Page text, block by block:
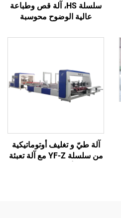
سلسلة HS، آلة قص وطباعة
عالية الوضوح محوسبة
بالكامل (طباعة علوية بنقل
آلة طيّ و تغليف أوتوماتيكية
من سلسلة YF-Z مع آلة تعبئة